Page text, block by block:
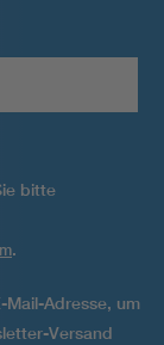
bitte
.
Adresse, um
Versand